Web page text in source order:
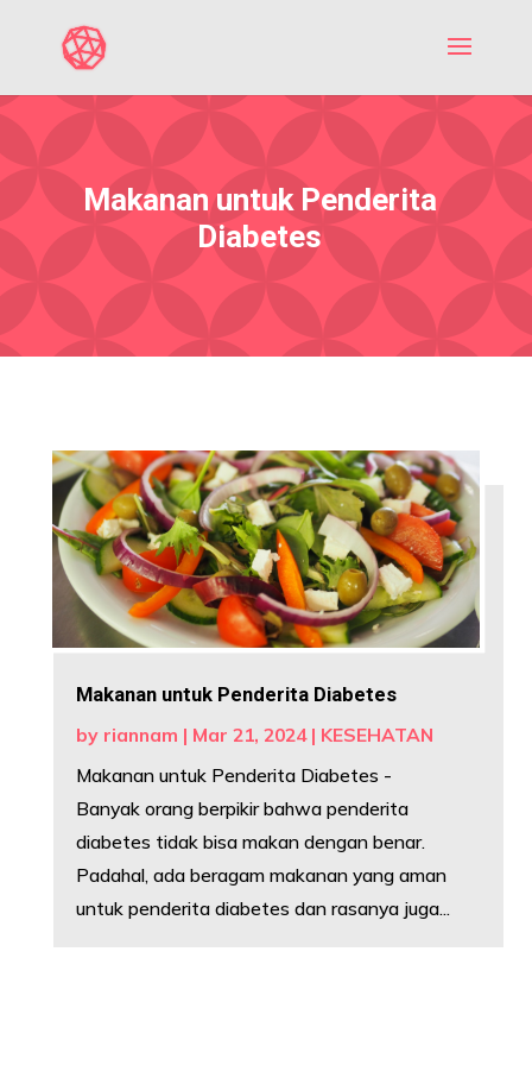
Makanan untuk Penderita
Diabetes
Makanan untuk Penderita Diabetes
by riannam | Mar 21, 2024| KESEHATAN
Makanan untuk Penderita Diabetes -
Banyak orang berpikir bahwa penderita
diabetes tidak bisa makan dengan benar.
Padahal, ada beragam makanan yang aman
untuk penderita diabetes dan rasanya juga...